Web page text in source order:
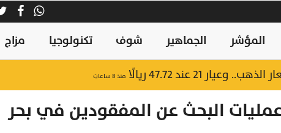
المؤشر الجماهير شوف تكنولوجيا مزاج
21 عند 47.72 ريالًا منذ ٨ ساعات
البحث عن المفقودين في بحر